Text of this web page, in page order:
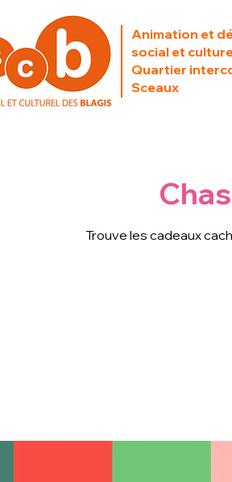
Animation et
social et
Quartier
Sceaux
Trouve les cadeaux